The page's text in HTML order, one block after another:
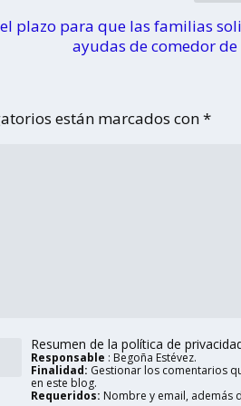
plazo para que las familias
ayudas de comedor
están marcados con*
Resumen de la política de
Responsable : Begoña Estévez.
Finalidad: Gestionar los comentarios
en este blog.
Requeridos: Nombre y email, además